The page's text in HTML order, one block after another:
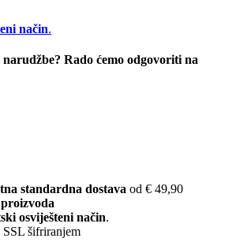
način.
Rado ćemo odgovoriti na
standardna dostava od € 49,90
osviješteni način.
SSL šifriranjem